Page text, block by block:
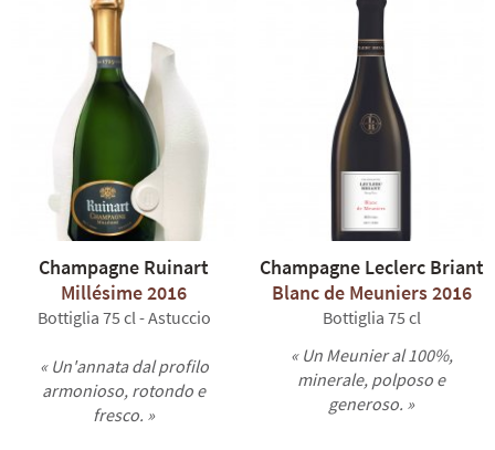
Champagne Ruinart
Millésime 2016
Bottiglia 75 cl - Astuccio
« Un'annata dal profilo
armonioso, rotondo e
fresco. »
Champagne Leclerc Briant
Blanc de Meuniers 2016
Bottiglia 75 cl
« Un Meunier al 100%,
minerale, polposo e
generoso. »